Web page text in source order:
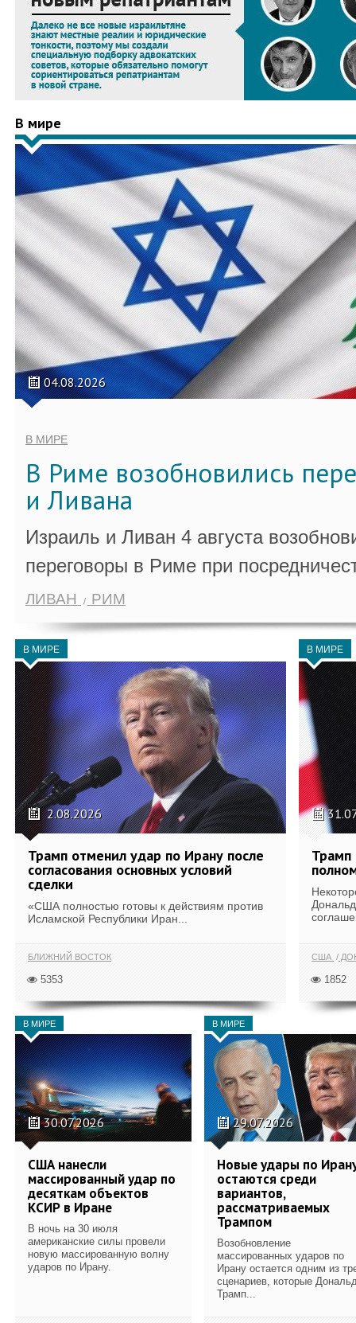
В мире
04.08.2026
В МИРЕ
В Риме возобновились
и Ливана
Израиль и Ливан 4 августа
переговоры в Риме при
ЛИВАН РИМ
В МИРЕ
2.08.2026
Трамп отменил удар по Ирану после
согласования основных условий
сделки
«США полностью готовы к действиям против
Исламской Республики Иран...
БЛИЖНИЙ ВОСТОК
5353
В МИРЕ
Трамп
США
1852
В МИРЕ
30.07.2026
США нанесли
массированный удар по
десяткам объектов
КСИР в Иране
В ночь на 30 июля
американские силы провели
новую массированную волну
ударов по Ирану.
В МИРЕ
29.07.2026
Новые удары по
остаются среди
вариантов,
рассматриваемых
Трампом
Возобновление
массированных ударов по
Ирану остается одним из
сценариев, которые
Трамп...